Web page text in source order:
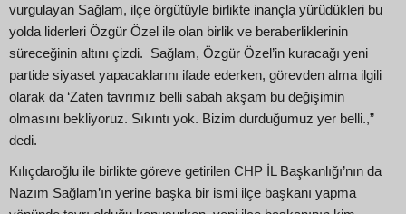
vurgulayan Sağlam, ilçe örgütüyle birlikte inançla yürüdükleri bu
yolda liderleri Özgür Özel ile olan birlik ve beraberliklerinin
süreceğinin altını çizdi. Sağlam, Özgür Özel’in kuracağı yeni
partide siyaset yapacaklarını ifade ederken, görevden alma ilgili
olarak da ‘Zaten tavrımız belli sabah akşam bu değişimin
olmasını bekliyoruz. Sıkıntı yok. Bizim durduğumuz yer belli.,”
dedi.
Kılıçdaroğlu ile birlikte göreve getirilen CHP İL Başkanlığı’nın da
Nazım Sağlam’ın yerine başka bir ismi ilçe başkanı yapma